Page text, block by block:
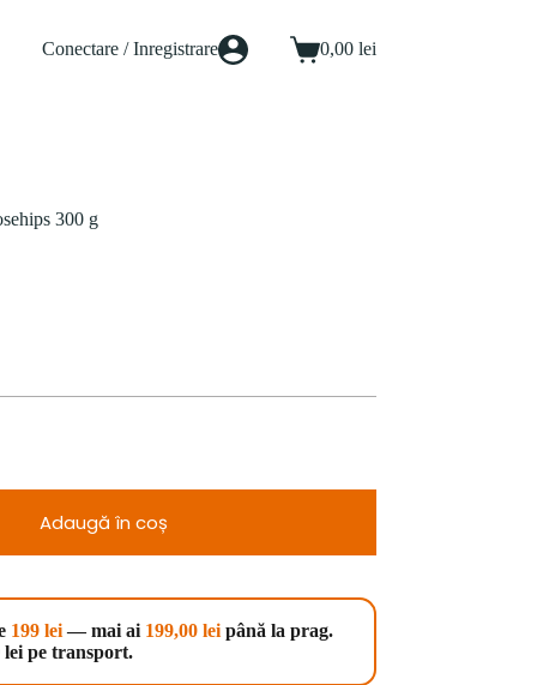
Conectare / Inregistrare
Coș0,00 lei
300 g
Adaugă în coș
199 lei— mai ai 199,00 leipână la prag.
lei pe transport.